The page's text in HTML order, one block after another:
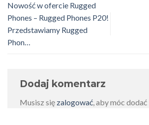
Nowość w ofercie Rugged
Phones – Rugged Phones P20!
Przedstawiamy Rugged
Phon…
Dodaj komentarz
Musisz się zalogować, aby móc